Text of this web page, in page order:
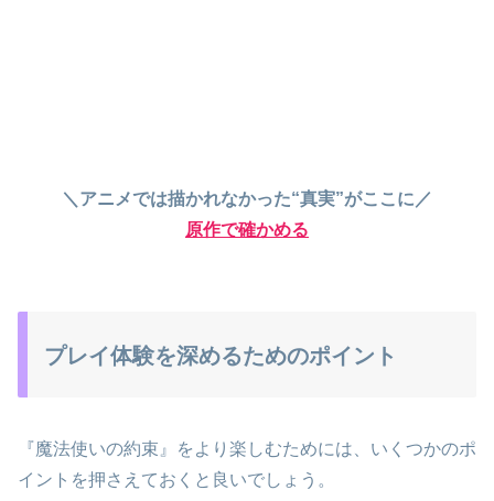
＼アニメでは描かれなかった“真実”がここに／
原作で確かめる
プレイ体験を深めるためのポイント
『魔法使いの約束』をより楽しむためには、いくつかのポ
イントを押さえておくと良いでしょう。